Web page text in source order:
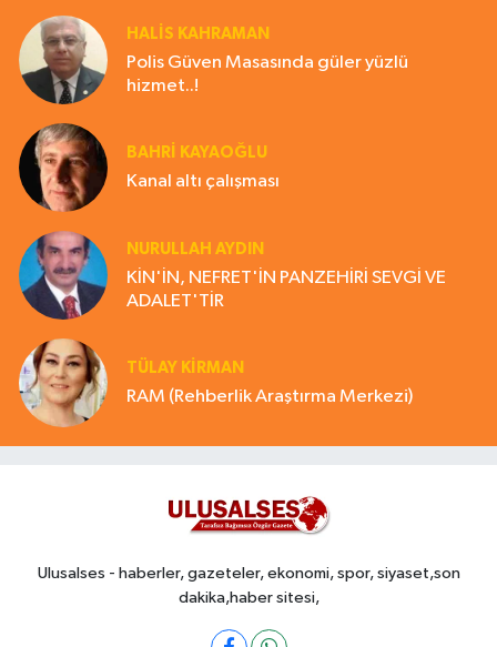
HALIS KAHRAMAN
Polis Güven Masasında güler yüzlü
hizmet..!
BAHRI KAYAOĞLU
Kanal altı çalışması
NURULLAH AYDIN
KİN'İN, NEFRET'İN PANZEHİRİ SEVGİ VE
ADALET'TİR
TÜLAY KİRMAN
RAM (Rehberlik Araştırma Merkezi)
Ulusalses - haberler, gazeteler, ekonomi, spor, siyaset,son
dakika,haber sitesi,